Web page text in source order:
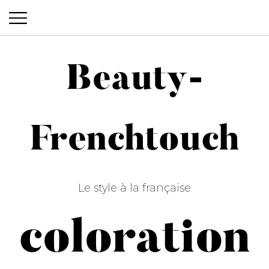
Beauty-Frenchtouch
Beauty-
Frenchtouch
Le style à la française
coloration